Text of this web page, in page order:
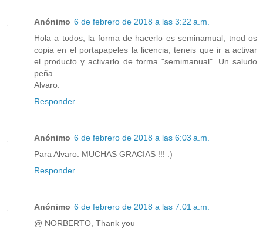
Anónimo 6 de febrero de 2018 a las 3:22 a.m.
Hola a todos, la forma de hacerlo es seminamual, tnod os
copia en el portapapeles la licencia, teneis que ir a activar
el producto y activarlo de forma "semimanual". Un saludo
peña.
Alvaro.
Responder
Anónimo 6 de febrero de 2018 a las 6:03 a.m.
Para Alvaro: MUCHAS GRACIAS !!! :)
Responder
Anónimo 6 de febrero de 2018 a las 7:01 a.m.
@ NORBERTO, Thank you